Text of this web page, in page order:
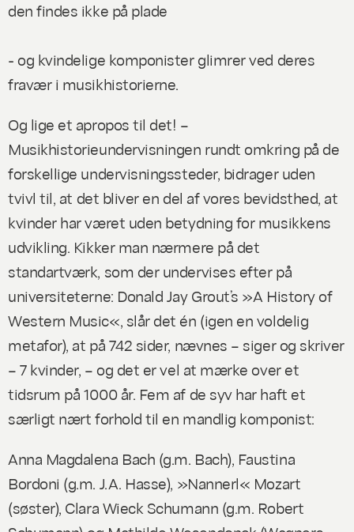
den findes ikke på plade
- og kvindelige komponister glimrer ved deres
fravær i musikhistorierne.
Og lige et apropos til det! –
Musikhistorieundervisningen rundt omkring på de
forskellige undervisningssteder, bidrager uden
tvivl til, at det bliver en del af vores bevidsthed, at
kvinder har været uden betydning for musikkens
udvikling. Kikker man nærmere på det
standartværk, som der undervises efter på
universiteterne: Donald Jay Grout’s »A History of
Western Music«, slår det én (igen en voldelig
metafor), at på 742 sider, nævnes – siger og skriver
– 7 kvinder, – og det er vel at mærke over et
tidsrum på 1000 år. Fem af de syv har haft et
særligt nært forhold til en mandlig komponist:
Anna Magdalena Bach (g.m. Bach), Faustina
Bordoni (g.m. J.A. Hasse), »Nannerl« Mozart
(søster), Clara Wieck Schumann (g.m. Robert